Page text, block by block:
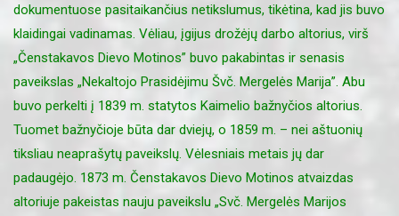
dokumentuose pasitaikančius netikslumus, tikėtina, kad jis buvo
klaidingai vadinamas. Vėliau, įgijus drožėjų darbo altorius, virš
„Čenstakavos Dievo Motinos” buvo pakabintas ir senasis
paveikslas „Nekaltojo Prasidėjimu Švč. Mergelės Marija”. Abu
buvo perkelti į 1839 m. statytos Kaimelio bažnyčios altorius.
Tuomet bažnyčioje būta dar dviejų, o 1859 m. – nei aštuonių
tiksliau neaprašytų paveikslų. Vėlesniais metais jų dar
padaugėjo. 1873 m. Čenstakavos Dievo Motinos atvaizdas
altoriuje pakeistas nauju paveikslu „Svč. Mergelės Marijos